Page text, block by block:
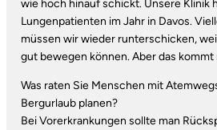
wie hoch hinauf schickt. Unsere Klinik
Lungenpatienten im Jahr in Davos.
müssen wir wieder runterschicken,
gut bewegen können. Aber das kommt
Was raten Sie Menschen mit
Bergurlaub planen?
Bei Vorerkrankungen sollte man